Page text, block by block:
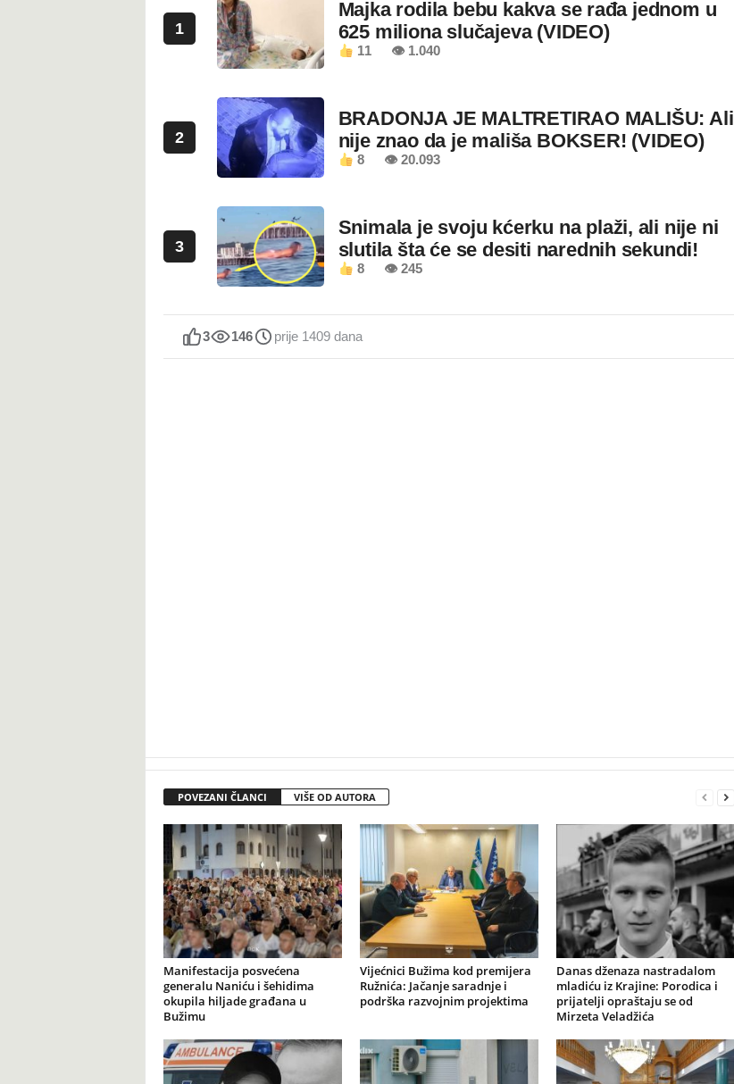
1
Majka rodila bebu kakva se rađa jednom u
625 miliona slučajeva (VIDEO)
11 👁 1.040
2
BRADONJA JE MALTRETIRAO MALIŠU: Ali
nije znao da je mališa BOKSER! (VIDEO)
8 👁 20.093
3
Snimala je svoju kćerku na plaži, ali nije ni
slutila šta će se desiti narednih sekundi!
8 👁 245
3 146 prije 1409 dana
POVEZANI ČLANCI VIŠE OD AUTORA
Manifestacija posvećena
generalu Naniću i šehidima
okupila hiljade građana u
Bužimu
Vijećnici Bužima kod premijera
Ružnića: Jačanje saradnje i
podrška razvojnim projektima
Danas dženaza nastradalom
mladiću iz Krajine: Porodica i
prijatelji opraštaju se od
Mirzeta Veladžića